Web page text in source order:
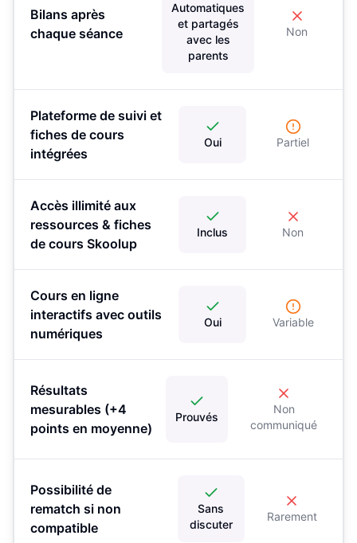
Bilans après
chaque séance
Automatiques
et partagés
avec les
parents
Non
Plateforme de suivi et
fiches de cours
intégrées
Oui Partiel
Accès illimité aux
ressources & fiches
de cours Skoolup
Inclus Non
Cours en ligne
interactifs avec outils
numériques
Oui Variable
Résultats
mesurables (+4
points en moyenne)
Prouvés
Non
communiqué
Possibilité de
rematch si non
compatible
Sans
discuter
Rarement